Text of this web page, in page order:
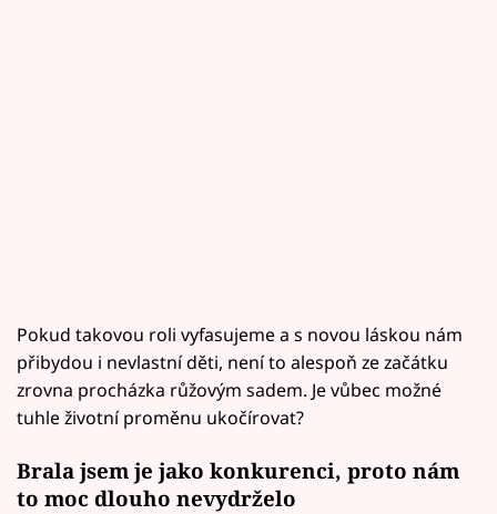
Pokud takovou roli vyfasujeme a s novou láskou nám
přibydou i nevlastní děti, není to alespoň ze začátku
zrovna procházka růžovým sadem. Je vůbec možné
tuhle životní proměnu ukočírovat?
Brala jsem je jako konkurenci, proto nám
to moc dlouho nevydrželo